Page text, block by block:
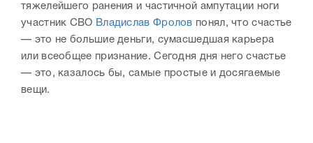
тяжелейшего ранения и частичной ампутации ноги
участник СВО Владислав Фролов понял, что счастье
— это не большие деньги, сумасшедшая карьера
или всеобщее признание. Сегодня дня него счастье
— это, казалось бы, самые простые и досягаемые
вещи.